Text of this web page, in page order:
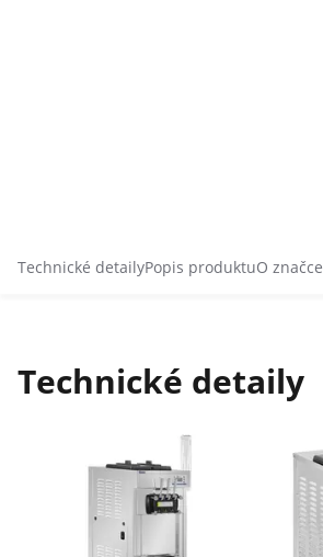
Technické detailyPopis produktuO značce
Technické detaily